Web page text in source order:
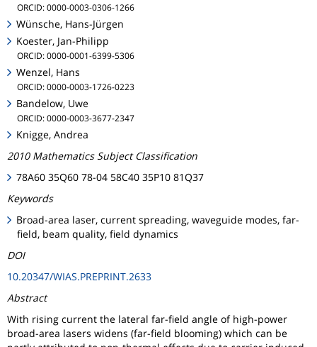
ORCID: 0000-0003-0306-1266
Wünsche, Hans-Jürgen
Koester, Jan-Philipp
ORCID: 0000-0001-6399-5306
Wenzel, Hans
ORCID: 0000-0003-1726-0223
Bandelow, Uwe
ORCID: 0000-0003-3677-2347
Knigge, Andrea
2010 Mathematics Subject Classification
78A60 35Q60 78-04 58C40 35P10 81Q37
Keywords
Broad-area laser, current spreading, waveguide modes, far-
field, beam quality, field dynamics
DOI
10.20347/WIAS.PREPRINT.2633
Abstract
With rising current the lateral far-field angle of high-power
broad-area lasers widens (far-field blooming) which can be